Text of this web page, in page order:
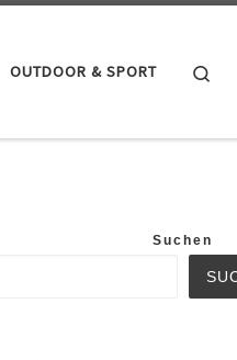
OUTDOOR & SPORT
Suchen